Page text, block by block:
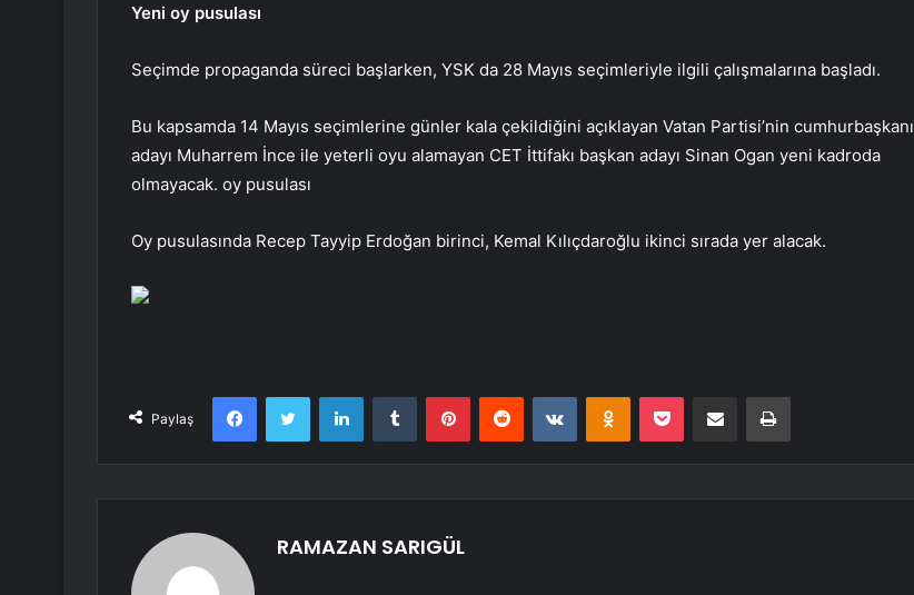
Yeni oy pusulası
Seçimde propaganda süreci başlarken, YSK da 28 Mayıs seçimleriyle ilgili çalışmalarına başladı.
Bu kapsamda 14 Mayıs seçimlerine günler kala çekildiğini açıklayan Vatan Partisi’nin cumhurbaşkanı
adayı Muharrem İnce ile yeterli oyu alamayan CET İttifakı başkan adayı Sinan Ogan yeni kadroda
olmayacak. oy pusulası
Oy pusulasında Recep Tayyip Erdoğan birinci, Kemal Kılıçdaroğlu ikinci sırada yer alacak.
Paylaş
FacebookTwitter LinkedInTumblr PinterestReddit VKontakteOdnoklassniki
Pocket E-Posta ile paylaş Yazdır
RAMAZAN SARIGÜL